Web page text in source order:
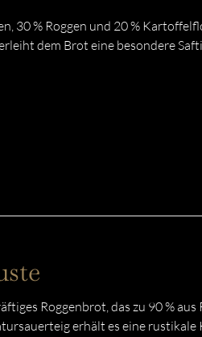
30 % Roggen und 20 %
dem Brot eine besondere
Roggenbrot, das zu 90 % aus
erhält es eine rustikale